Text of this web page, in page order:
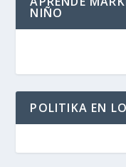
NIÑO
POLITIKA EN